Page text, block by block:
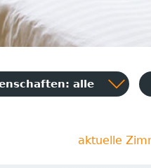
alle
aktuelle